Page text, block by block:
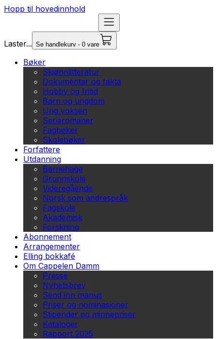
Hopp til hovedinnhold
Laster... Se handlekurv - 0 vare
Bøker
Skjønnlitteratur
Dokumentar og fakta
Hobby og fritid
Barn og ungdom
Ung voksen
Serieromaner
Fagbøker
Skolebøker
Forfattere
Utdanning
Barnehage
Grunnskole
Videregående
Norsk som andrespråk
Fagskole
Akademisk
Forskning
Abonnement
Arrangementer
Elling bokkafé
Om Cappelen Damm
Presse
Nyhetsbrev
Send inn manus
Priser og nominasjoner
Stipender og minnepriser
Kataloger
Rapport 2025